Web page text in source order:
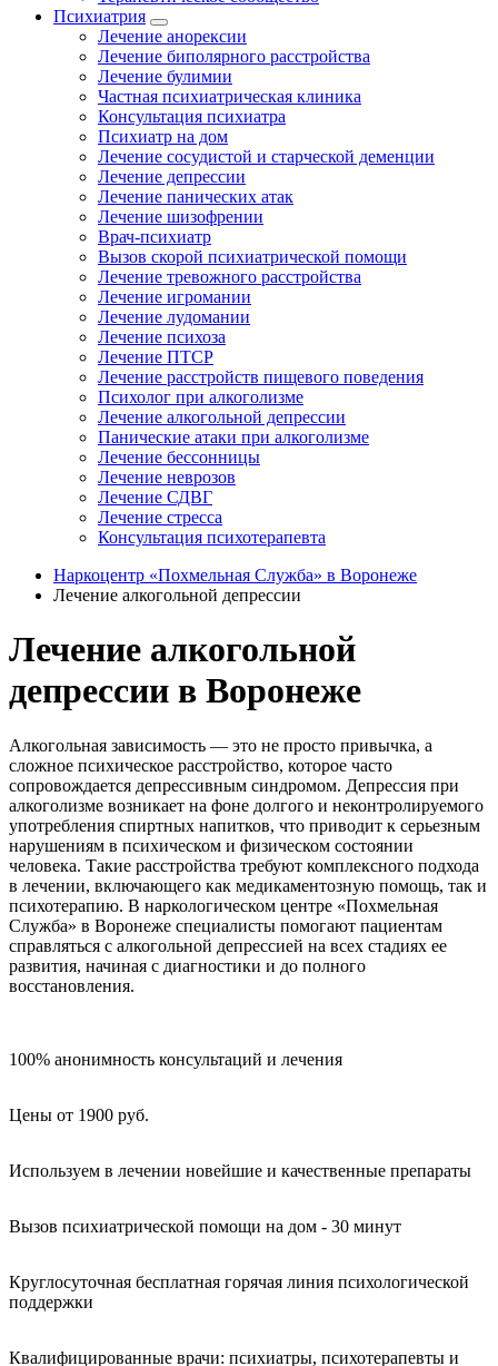
Психиатрия
Лечение анорексии
Лечение биполярного расстройства
Лечение булимии
Частная психиатрическая клиника
Консультация психиатра
Психиатр на дом
Лечение сосудистой и старческой деменции
Лечение депрессии
Лечение панических атак
Лечение шизофрении
Врач-психиатр
Вызов скорой психиатрической помощи
Лечение тревожного расстройства
Лечение игромании
Лечение лудомании
Лечение психоза
Лечение ПТСР
Лечение расстройств пищевого поведения
Психолог при алкоголизме
Лечение алкогольной депрессии
Панические атаки при алкоголизме
Лечение бессонницы
Лечение неврозов
Лечение СДВГ
Лечение стресса
Консультация психотерапевта
Наркоцентр «Похмельная Служба» в Воронеже
Лечение алкогольной депрессии
Лечение алкогольной
депрессии в Воронеже
Алкогольная зависимость — это не просто привычка, а
сложное психическое расстройство, которое часто
сопровождается депрессивным синдромом. Депрессия при
алкоголизме возникает на фоне долгого и неконтролируемого
употребления спиртных напитков, что приводит к серьезным
нарушениям в психическом и физическом состоянии
человека. Такие расстройства требуют комплексного подхода
в лечении, включающего как медикаментозную помощь, так и
психотерапию. В наркологическом центре «Похмельная
Служба» в Воронеже специалисты помогают пациентам
справляться с алкогольной депрессией на всех стадиях ее
развития, начиная с диагностики и до полного
восстановления.
100% анонимность консультаций и лечения
Цены от 1900 руб.
Используем в лечении новейшие и качественные препараты
Вызов психиатрической помощи на дом - 30 минут
Круглосуточная бесплатная горячая линия психологической
поддержки
Квалифицированные врачи: психиатры, психотерапевты и